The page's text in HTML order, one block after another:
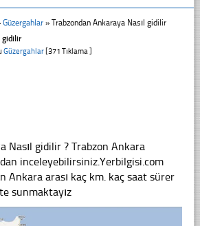
Güzergahlar» Trabzondan Ankaraya Nasıl gidilir
gidilir
Güzergahlar[371 Tıklama ]
Nasıl gidilir ? Trabzon Ankara
inceleyebilirsiniz.Yerbilgisi.com
Ankara arası kaç km. kaç saat sürer
sunmaktayız